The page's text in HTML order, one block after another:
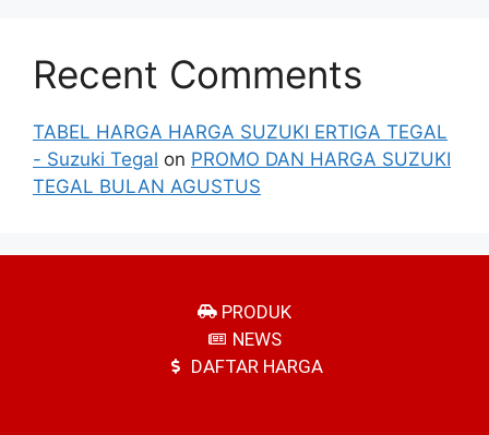
Recent Comments
TABEL HARGA HARGA SUZUKI ERTIGA TEGAL
- Suzuki Tegal on PROMO DAN HARGA SUZUKI
TEGAL BULAN AGUSTUS
PRODUK
NEWS
DAFTAR HARGA